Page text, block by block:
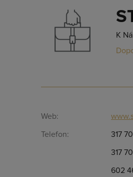
K
Web:
Telefon:
317
317
602